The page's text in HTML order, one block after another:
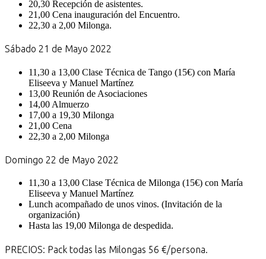
20,30 Recepción de asistentes.
21,00 Cena inauguración del Encuentro.
22,30 a 2,00 Milonga.
Sábado 21 de Mayo 2022
11,30 a 13,00 Clase Técnica de Tango (15€) con María
Eliseeva y Manuel Martínez
13,00 Reunión de Asociaciones
14,00 Almuerzo
17,00 a 19,30 Milonga
21,00 Cena
22,30 a 2,00 Milonga
Domingo 22 de Mayo 2022
11,30 a 13,00 Clase Técnica de Milonga (15€) con María
Eliseeva y Manuel Martínez
Lunch acompañado de unos vinos. (Invitación de la
organización)
Hasta las 19,00 Milonga de despedida.
PRECIOS: Pack todas las Milongas 56 €/persona.